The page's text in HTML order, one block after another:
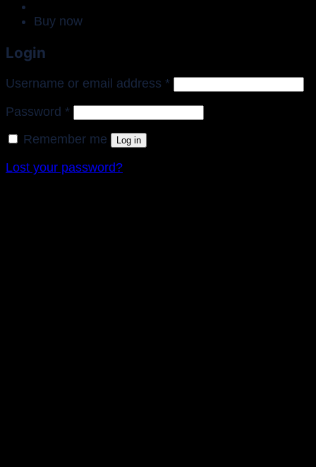
Buy now
Login
Username or email address *Required
Password *Required
Remember me Log in
Lost your password?